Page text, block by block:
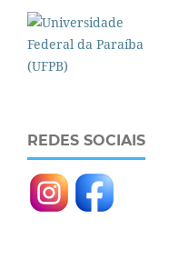
REDES SOCIAIS